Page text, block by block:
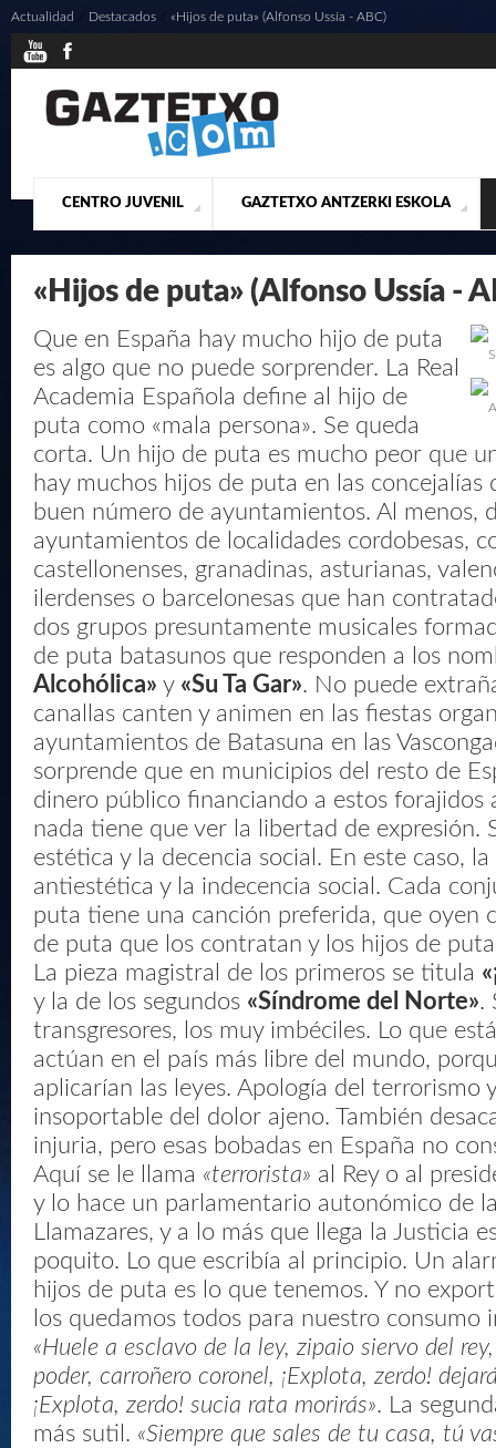
CENTRO JUVENIL
¿QUIENES SOMOS? ACTUALIDAD CONTACTO
GAZTETXO ANTZERKI ESKOLA
PRESENTACIÓN MUSICALES
Actualidad Destacados «Hijos de puta» (Alfonso Ussía - ABC)
«Hijos de puta» (Alfonso Ussía -
Que en España hay mucho hijo de puta
es algo que no puede sorprender. La Real
Academia Española define al hijo de
puta como «mala persona». Se queda
corta. Un hijo de puta es mucho peor que
hay muchos hijos de puta en las concejalías
buen número de ayuntamientos. Al menos,
ayuntamientos de localidades cordobesas,
castellonenses, granadinas, asturianas,
ilerdenses o barcelonesas que han
dos grupos presuntamente musicales
de puta batasunos que responden a los
Alcohólica» y «Su Ta Gar». No puede
canallas canten y animen en las fiestas
ayuntamientos de Batasuna en las
sorprende que en municipios del resto de
dinero público financiando a estos forajidos
nada tiene que ver la libertad de expresión.
estética y la decencia social. En este caso,
antiestética y la indecencia social. Cada
puta tiene una canción preferida, que oyen
de puta que los contratan y los hijos de
La pieza magistral de los primeros se titula
y la de los segundos «Síndrome del Norte».
transgresores, los muy imbéciles. Lo que
actúan en el país más libre del mundo,
aplicarían las leyes. Apología del terrorismo
insoportable del dolor ajeno. También
injuria, pero esas bobadas en España no
Aquí se le llama «terrorista» al Rey o al
y lo hace un parlamentario autonómico de
Llamazares, y a lo más que llega la Justicia
poquito. Lo que escribía al principio. Un
hijos de puta es lo que tenemos. Y no
los quedamos todos para nuestro consumo
«Huele a esclavo de la ley, zipaio siervo del
poder, carroñero coronel, ¡Explota, zerdo!
¡Explota, zerdo! sucia rata morirás». La
más sutil. «Siempre que sales de tu casa, tú